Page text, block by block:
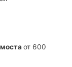
мостаот 600